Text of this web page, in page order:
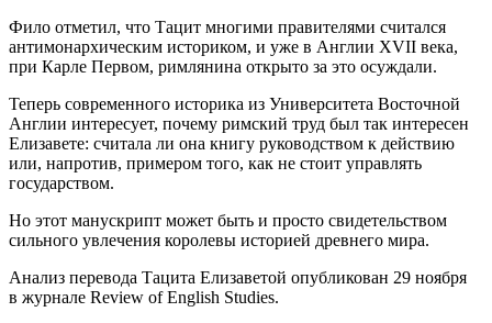
Фило отметил, что Тацит многими правителями считался
антимонархическим историком, и уже в Англии XVII века,
при Карле Первом, римлянина открыто за это осуждали.
Теперь современного историка из Университета Восточной
Англии интересует, почему римский труд был так интересен
Елизавете: считала ли она книгу руководством к действию
или, напротив, примером того, как не стоит управлять
государством.
Но этот манускрипт может быть и просто свидетельством
сильного увлечения королевы историей древнего мира.
Анализ перевода Тацита Елизаветой опубликован 29 ноября
в журнале Review of English Studies.